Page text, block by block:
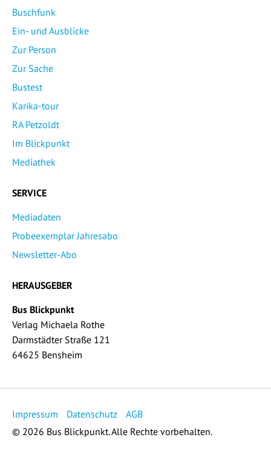
Buschfunk
Ein- und Ausblicke
Zur Person
Zur Sache
Bustest
Karika-tour
RA Petzoldt
Im Blickpunkt
Mediathek
SERVICE
Mediadaten
Probeexemplar Jahresabo
Newsletter-Abo
HERAUSGEBER
Bus Blickpunkt
Verlag Michaela Rothe
Darmstädter Straße 121
64625 Bensheim
Impressum Datenschutz
AGB
© 2026 Bus Blickpunkt. Alle Rechte vorbehalten.